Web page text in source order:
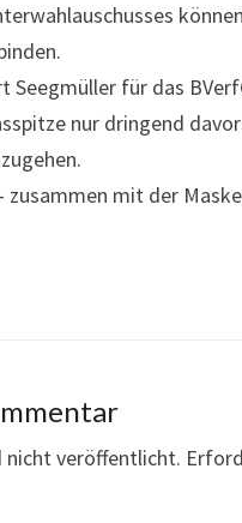
Seegmüller für das
nur dringend
zusammen mit der
nicht veröffentlicht.